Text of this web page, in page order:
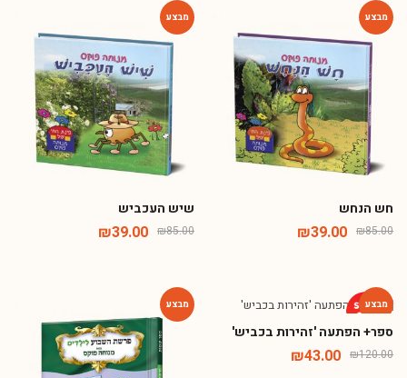
חש הנחש
₪85.00
₪39.00
שיש העכביש
₪85.00
₪39.00
ספר+ הפתעה 'זהירות בכביש'
₪120.00
₪43.00